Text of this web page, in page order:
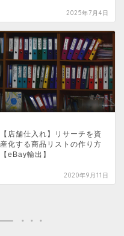
2025年7月4日
【店舗仕入れ】リサーチを資
産化する商品リストの作り方
【eBay輸出】
2020年9月11日